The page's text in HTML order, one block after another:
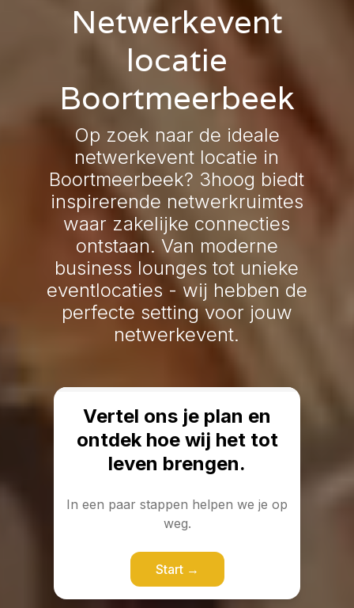
Netwerkevent
locatie
Boortmeerbeek
Op zoek naar de ideale
netwerkevent locatie in
Boortmeerbeek? 3hoog biedt
inspirerende netwerkruimtes
waar zakelijke connecties
ontstaan. Van moderne
business lounges tot unieke
eventlocaties - wij hebben de
perfecte setting voor jouw
netwerkevent.